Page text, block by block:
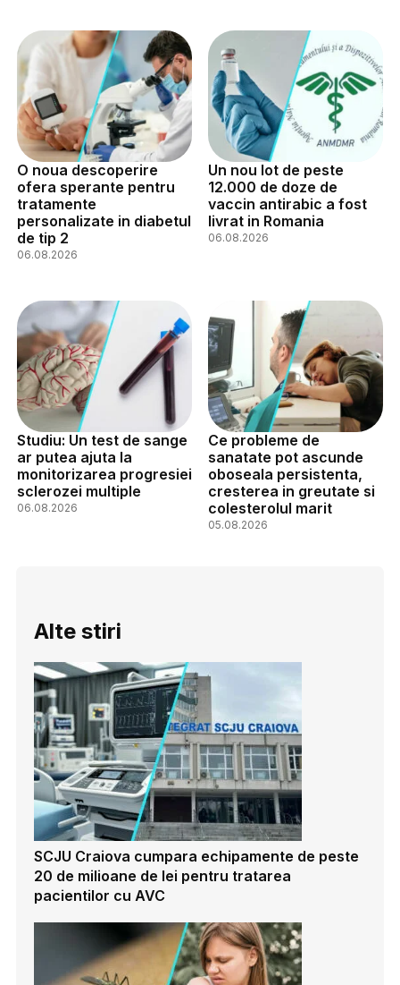
O noua descoperire
ofera sperante pentru
tratamente
personalizate in diabetul
de tip 2
06.08.2026
Un nou lot de peste
12.000 de doze de
vaccin antirabic a fost
livrat in Romania
06.08.2026
Studiu: Un test de sange
ar putea ajuta la
monitorizarea progresiei
sclerozei multiple
06.08.2026
Ce probleme de
sanatate pot ascunde
oboseala persistenta,
cresterea in greutate si
colesterolul marit
05.08.2026
Alte stiri
SCJU Craiova cumpara echipamente de peste
20 de milioane de lei pentru tratarea
pacientilor cu AVC